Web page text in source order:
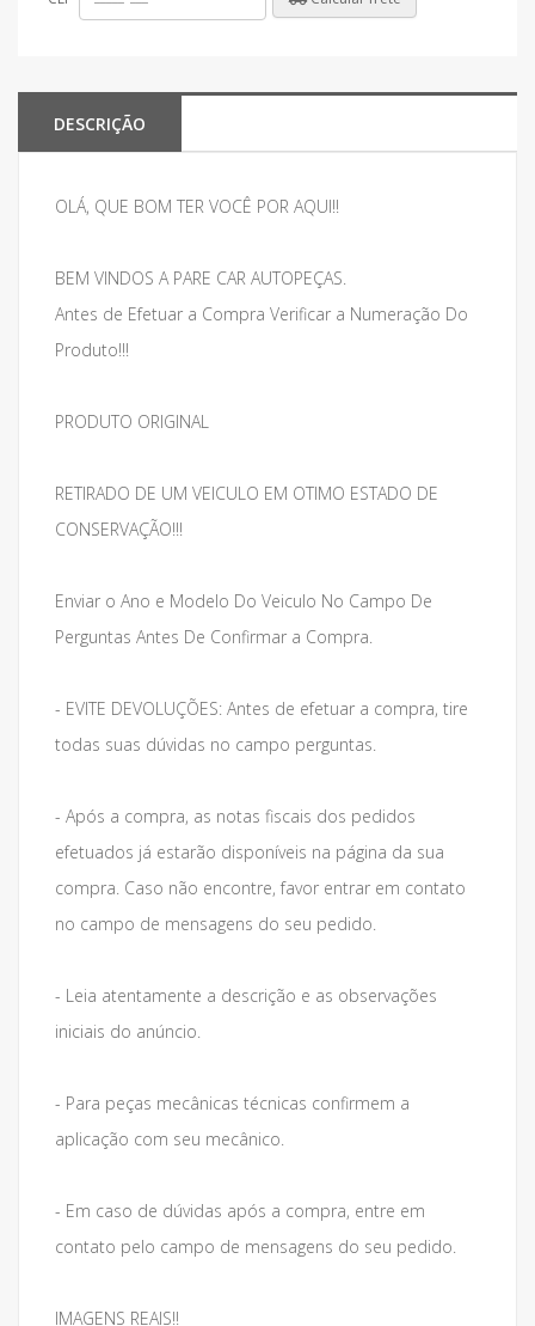
DESCRIÇÃO
OLÁ, QUE BOM TER VOCÊ POR AQUI!!
BEM VINDOS A PARE CAR AUTOPEÇAS.
Antes de Efetuar a Compra Verificar a Numeração Do
Produto!!!
PRODUTO ORIGINAL
RETIRADO DE UM VEICULO EM OTIMO ESTADO DE
CONSERVAÇÃO!!!
Enviar o Ano e Modelo Do Veiculo No Campo De
Perguntas Antes De Confirmar a Compra.
- EVITE DEVOLUÇÕES: Antes de efetuar a compra, tire
todas suas dúvidas no campo perguntas.
- Após a compra, as notas fiscais dos pedidos
efetuados já estarão disponíveis na página da sua
compra. Caso não encontre, favor entrar em contato
no campo de mensagens do seu pedido.
- Leia atentamente a descrição e as observações
iniciais do anúncio.
- Para peças mecânicas técnicas confirmem a
aplicação com seu mecânico.
- Em caso de dúvidas após a compra, entre em
contato pelo campo de mensagens do seu pedido.
IMAGENS REAIS!!